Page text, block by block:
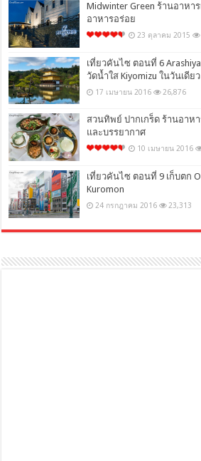
Midwinter Green ร้านอาหา
อาหารอร่อย
23 ตุลาคม 2015
เที่ยวคันไซ ตอนที่ 6
วัดน้ำใส Kiyomizu ในวันเดียว
17 เมษายน 2016 26,876
สวนทิพย์ ปากเกร็ด ร้านอาห
และบรรยากาศ
10 เมษายน 2016
เที่ยวคันไซ ตอนที่ 9 เก็บตก
Kuromon
24 กรกฎาคม 2016 23,313